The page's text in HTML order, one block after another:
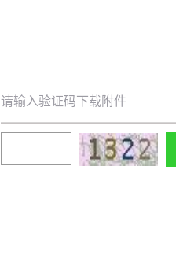
请输入验证码下载附件